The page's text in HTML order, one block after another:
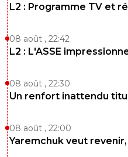
L2 : Programme TV et
08 août , 22:42
L2 : L'ASSE
08 août , 22:30
Un renfort inattendu
08 août , 22:00
Yaremchuk veut